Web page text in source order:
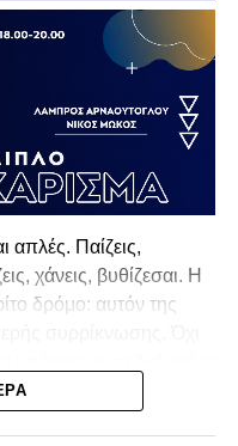
απλές. Παίζεις,
χάνεις, βυθίζεσαι. Η
δρόμο: αυτόν της
ίδιας της